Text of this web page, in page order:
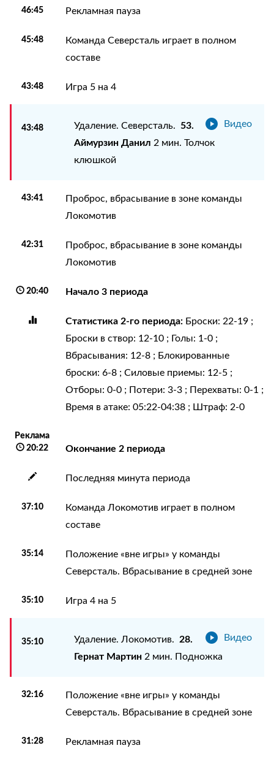
46:45 Рекламная пауза
45:48
Команда Северсталь играет в полном
составе
43:48 Игра 5 на 4
43:48 Видео
Удаление. Северсталь. 53.
Аймурзин Данил 2 мин. Толчок
клюшкой
43:41
Проброс, вбрасывание в зоне команды
Локомотив
42:31
Проброс, вбрасывание в зоне команды
Локомотив
20:40 Начало 3 периода
Статистика 2-го периода: Броски: 22-19 ;
Броски в створ: 12-10 ; Голы: 1-0 ;
Вбрасывания: 12-8 ; Блокированные
броски: 6-8 ; Силовые приемы: 12-5 ;
Отборы: 0-0 ; Потери: 3-3 ; Перехваты: 0-1 ;
Время в атаке: 05:22-04:38 ; Штраф: 2-0
Реклама
20:22
Окончание 2 периода
Последняя минута периода
37:10
Команда Локомотив играет в полном
составе
35:14
Положение «вне игры» у команды
Северсталь. Вбрасывание в средней зоне
35:10 Игра 4 на 5
35:10 Видео
Удаление. Локомотив. 28.
Гернат Мартин2 мин. Подножка
32:16
Положение «вне игры» у команды
Северсталь. Вбрасывание в средней зоне
31:28 Рекламная пауза